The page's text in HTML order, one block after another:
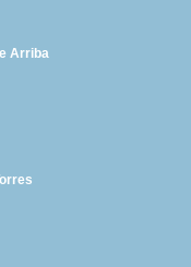
Arriba